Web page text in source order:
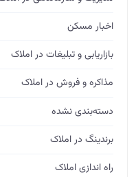
اخبار مسکن
بازاریابی و تبلیغات در املاک
مذاکره و فروش در املاک
دسته‌بندی نشده
برندینگ در املاک
راه اندازی املاک